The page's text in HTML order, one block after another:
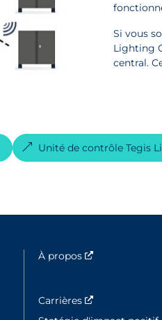
Si vous
Lighting
central.
Unité de contrôle Tegis
À propos
Carrières